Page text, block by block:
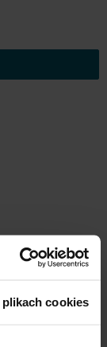
plikach cookies